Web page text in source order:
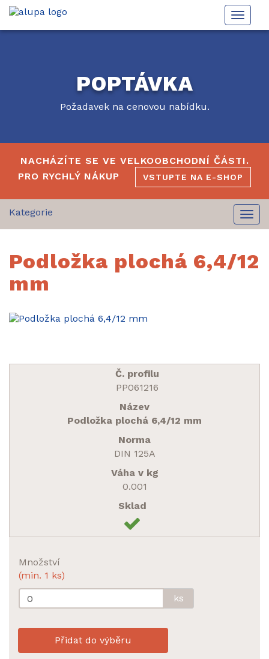
Toggle
POPTÁVKA
Požadavek na cenovou nabídku.
NACHÁZÍTE SE VE VELKOOBCHODNÍ ČÁSTI.
PRO RYCHLÝ NÁKUP
VSTUPTE NA E-SHOP
Podložka plochá 6,4/12
mm
PP061216
Podložka plochá 6,4/12 mm
DIN 125A
0.001
Množství
(min. 1 ks)
ks
Přidat do výběru